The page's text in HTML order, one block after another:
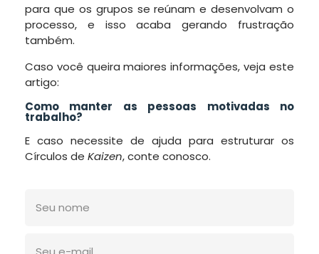
para que os grupos se reúnam e desenvolvam o
processo, e isso acaba gerando frustração
também.
Caso você queira maiores informações, veja este
artigo:
Como manter as pessoas motivadas no
trabalho?
E caso necessite de ajuda para estruturar os
Círculos de Kaizen, conte conosco.